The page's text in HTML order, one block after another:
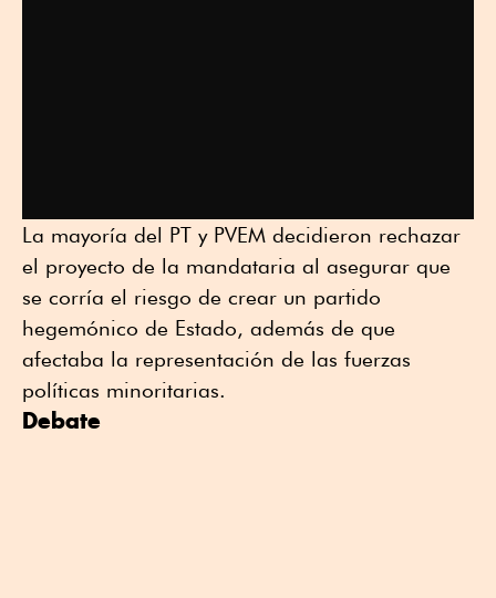
La mayoría del PT y PVEM decidieron rechazar
el proyecto de la mandataria al asegurar que
se corría el riesgo de crear un partido
hegemónico de Estado, además de que
afectaba la representación de las fuerzas
políticas minoritarias.
Debate